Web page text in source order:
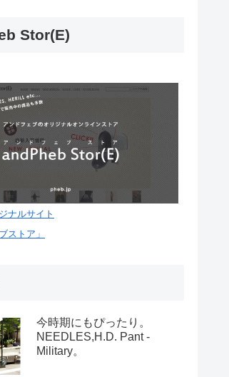
Stor(E)
ナルサイト
ストア」
今時期にもぴったり。
NEEDLES,H.D. Pant -
Military。